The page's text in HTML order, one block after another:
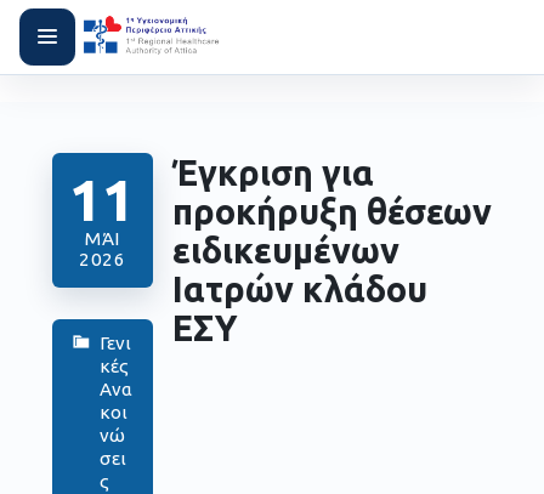
11
ΜΆΙ
2026
Γενι
κές
Ανα
κοι
νώ
σει
ς
Έγκριση για
προκήρυξη θέσεων
ειδικευμένων
Ιατρών κλάδου
ΕΣΥ